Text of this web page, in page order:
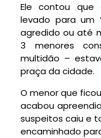
Ele contou que
levado para um
agredido ou até
3 menores
multidão –
praça da cidade.
O menor que
acabou
suspeitos caiu e
encaminhado